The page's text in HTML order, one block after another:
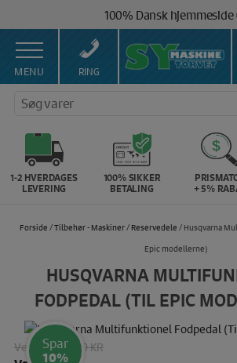
indholdet
100% Dansk hjemmeside
Brug for hjælp? Ring på 43 44
Vi matcher alle danske
MENU RING
Søg varer
1-2 HVERDAGES
LEVERING
100% SIKKER
BETALING
+ 5%
Forside /Tilbehør - Maskiner/ Reservedele / Husqvarna
Epic modellerne)
Spar
10%
HUSQVARNA
FODPEDAL (TIL EPIC
Vejl. pris:1850 KR